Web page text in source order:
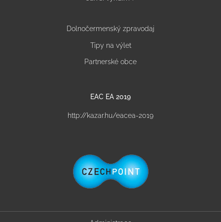
Dolnočermenský zpravodaj
Tipy na výlet
Partnerské obce
EAC EA 2019
http://kazar.hu/eacea-2019